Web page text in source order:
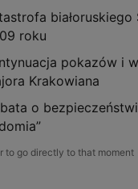
białoruskiego
roku
pokazów i
Krakowiana
o
to go directly to that moment